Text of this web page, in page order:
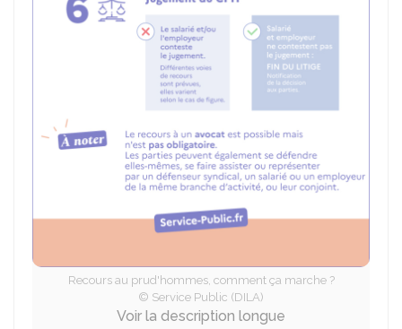
Recours au prud'hommes, comment ça marche ?
© Service Public (DILA)
Voir la description longue